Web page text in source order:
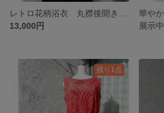
13,000円
展示中
残り1点